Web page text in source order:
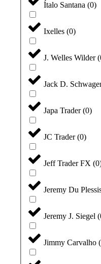
Ítalo Santana (0)
Ixelles (0)
J. Welles Wilder(
Jack D.
Japa Trader(0)
JC Trader(0)
Jeff Trader FX (0
Jeremy Du
Jeremy J. Siegel (
Jimmy Carvalho (